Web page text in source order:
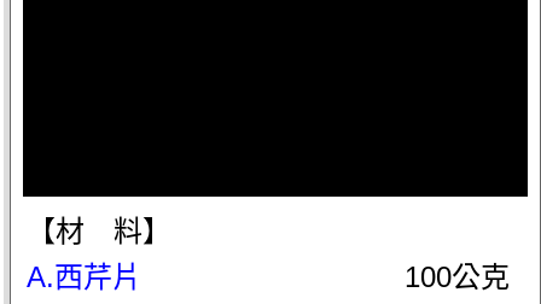
【材 料】
A.西芹片
100公克